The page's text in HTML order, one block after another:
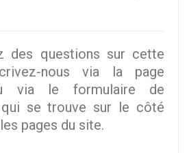
des questions sur cette
nous via la page
via le formulaire de
qui se trouve sur le côté
pages du site.